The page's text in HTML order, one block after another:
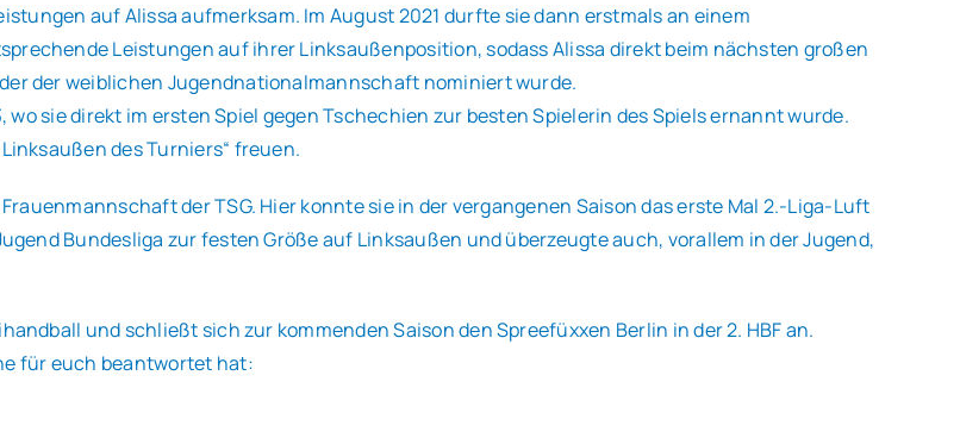
auf Alissa aufmerksam. Im August 2021 durfte sie dann erstmals an einem
Leistungen auf ihrer Linksaußenposition, sodass Alissa direkt beim nächsten großen
der weiblichen Jugendnationalmannschaft nominiert wurde.
wo sie direkt im ersten Spiel gegen Tschechien zur besten Spielerin des Spiels ernannt wurde.
des Turniers“ freuen.
der TSG. Hier konnte sie in der vergangenen Saison das erste Mal 2.-Liga-Luft
Bundesliga zur festen Größe auf Linksaußen und überzeugte auch, vorallem in der Jugend,
und schließt sich zur kommenden Saison den Spreefüxxen Berlin in der 2. HBF an.
für euch beantwortet hat: